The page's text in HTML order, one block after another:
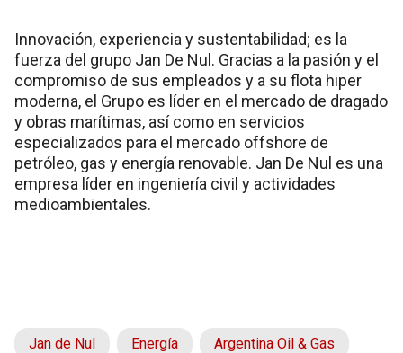
Innovación, experiencia y sustentabilidad; es la
fuerza del grupo Jan De Nul. Gracias a la pasión y el
compromiso de sus empleados y a su flota hiper
moderna, el Grupo es líder en el mercado de dragado
y obras marítimas, así como en servicios
especializados para el mercado offshore de
petróleo, gas y energía renovable. Jan De Nul es una
empresa líder en ingeniería civil y actividades
medioambientales.
Jan de Nul Energía Argentina Oil & Gas